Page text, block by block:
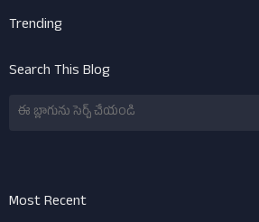
Trending
Search This Blog
Most Recent